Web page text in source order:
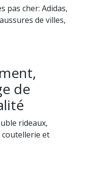
pas cher: Adidas,
de villes,
de
rideaux,
et